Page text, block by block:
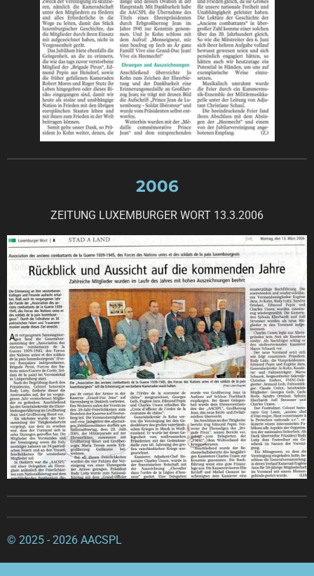
2006
ZEITUNG LUXEMBURGER WORT 13.3.2006
© 2025 - 2026 AACSPL